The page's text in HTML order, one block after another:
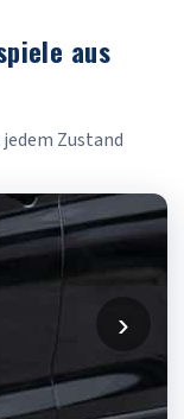
aus
Zustand
›